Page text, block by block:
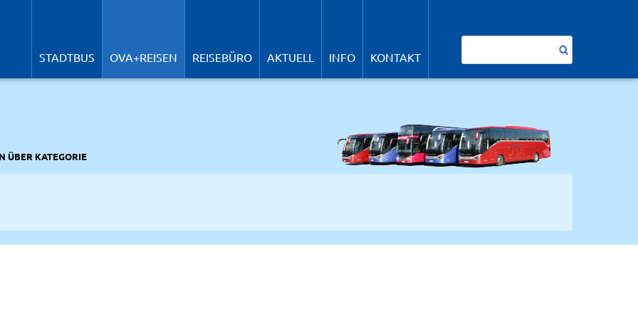
STADTBUS OVA+REISEN REISEBÜRO AKTUELL INFO KONTAKT
ÜBER KATEGORIE